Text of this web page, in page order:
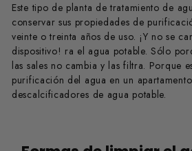
Este tipo de planta de tratamiento de
conservar sus propiedades de
veinte o treinta años de uso. ¡Y no se
dispositivo! ra el agua potable. Sólo
las sales no cambia y las filtra. Porque
purificación del agua en un
descalcificadores de agua potable.